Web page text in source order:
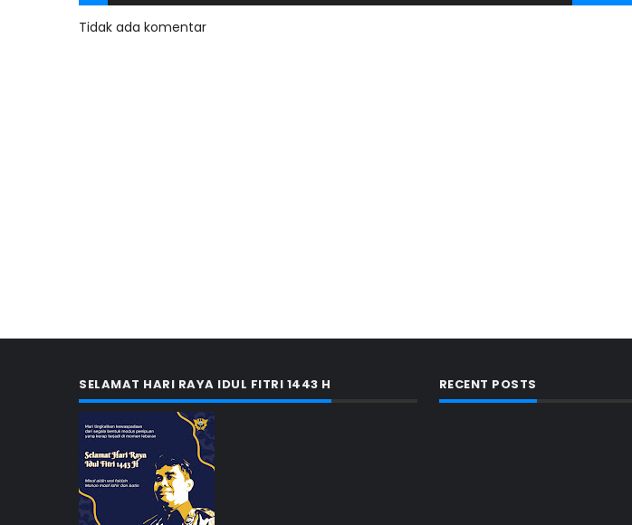
Tidak ada komentar
SELAMAT HARI RAYA IDUL FITRI 1443 H RECENT POSTS